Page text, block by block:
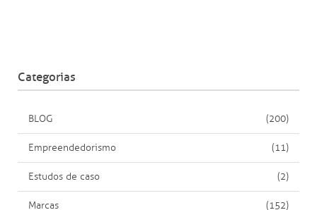
Categorias
BLOG (200)
Empreendedorismo (11)
Estudos de caso (2)
Marcas (152)